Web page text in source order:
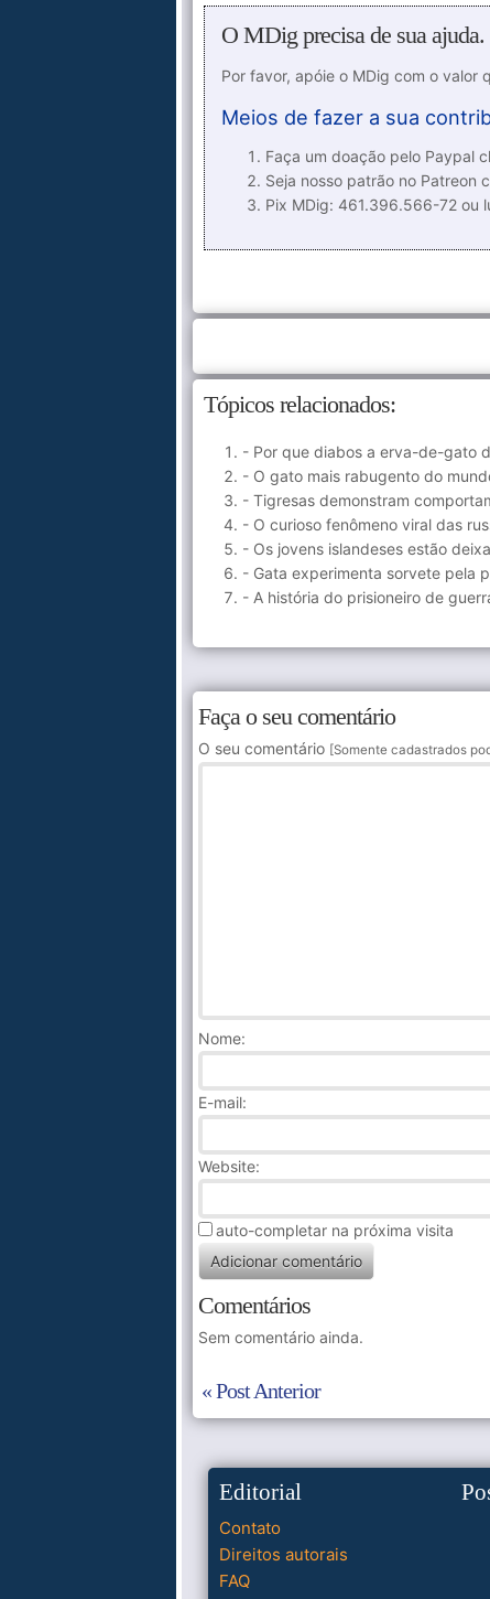
O MDig precisa de sua ajuda.
Por favor, apóie o MDig com o valor
Meios de fazer a sua
Faça um doação pelo Paypal
Seja nosso patrão no Patreon
Pix MDig: 461.396.566-72 ou
Tópicos relacionados:
- Por que diabos a erva-de-gato
- O gato mais rabugento do
- Tigresas demonstram
- O curioso fenômeno viral das
- Os jovens islandeses estão
- Gata experimenta sorvete pela
- A história do prisioneiro de
Faça o seu comentário
O seu comentário [Somente cadastrados
Nome:
E-mail:
Website:
auto-completar na próxima visita
Comentários
Sem comentário ainda.
« Post Anterior
Editorial
Contato
Direitos autorais
FAQ